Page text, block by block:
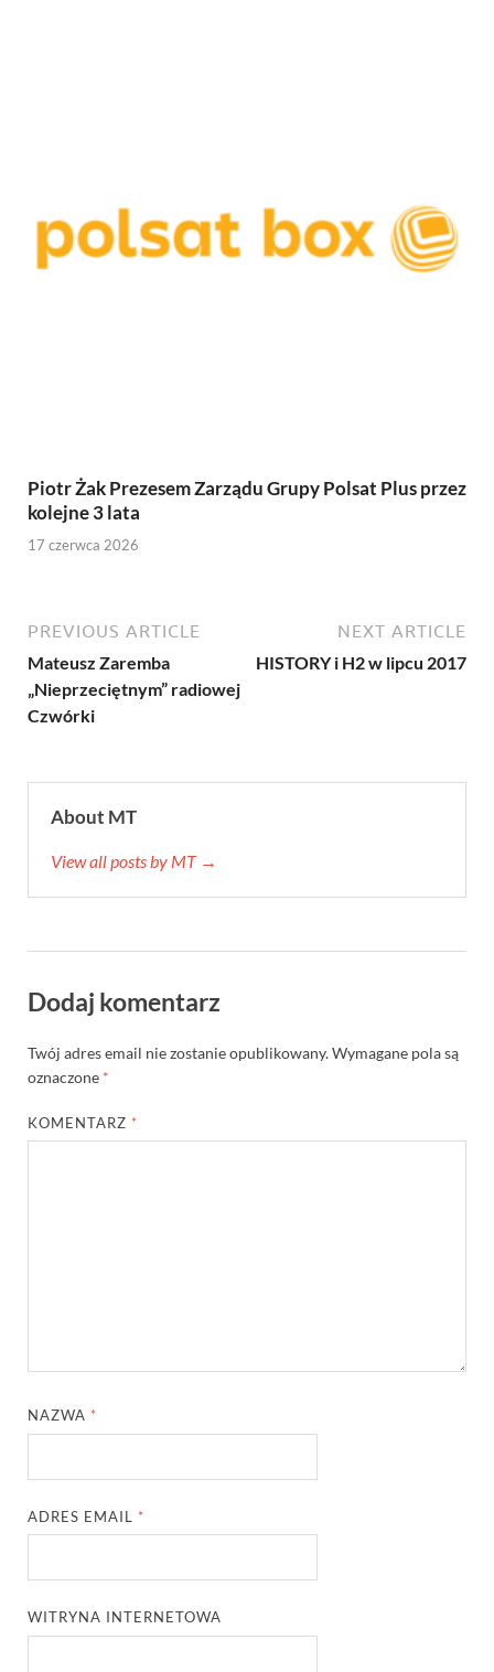
Piotr Żak Prezesem Zarządu Grupy Polsat Plus przez
kolejne 3 lata
17 czerwca 2026
PREVIOUS ARTICLE
Mateusz Zaremba
„Nieprzeciętnym” radiowej
Czwórki
NEXT ARTICLE
HISTORY i H2 w lipcu 2017
About MT
View all posts by MT →
Dodaj komentarz
Twój adres email nie zostanie opublikowany.Wymagane pola są
oznaczone *
KOMENTARZ *
NAZWA *
ADRES EMAIL *
WITRYNA INTERNETOWA